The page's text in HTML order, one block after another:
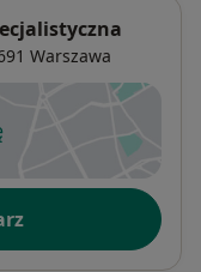
Warszawa
w nowej karcie